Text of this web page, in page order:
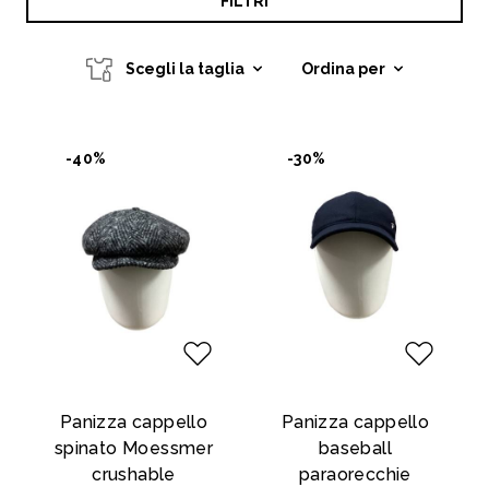
Scegli la taglia Ordina per
-40%
Panizza cappello
spinato Moessmer
crushable
-30%
Panizza cappello
baseball
paraorecchie